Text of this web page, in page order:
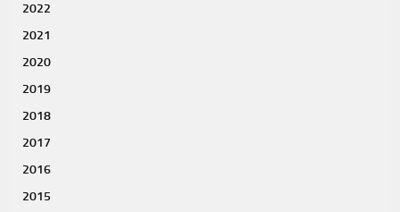
2022
2021
2020
2019
2018
2017
2016
2015